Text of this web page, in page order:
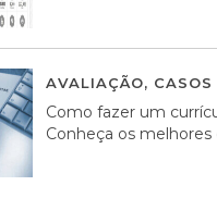
AVALIAÇÃO,
Como fazer um
Conheça os